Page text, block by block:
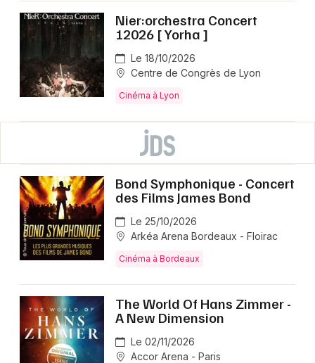
Nier:orchestra Concert
12026 [ Yorha ]
Le 18/10/2026
Centre de Congrès de Lyon
Cinéma à Lyon
Bond Symphonique - Concert
des Films James Bond
Le 25/10/2026
Arkéa Arena Bordeaux - Floirac
Cinéma à Bordeaux
The World Of Hans Zimmer -
A New Dimension
Le 02/11/2026
Accor Arena - Paris